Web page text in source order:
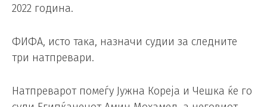
2022 година.
ФИФА, исто така, назначи судии за следните
три натпревари.
Натпреварот помеѓу Јужна Кореја и Чешка ќе го